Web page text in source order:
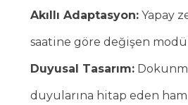
Akıllı Adaptasyon: Yapay
saatine göre değişen
Duyusal Tasarım:
duyularına hitap eden